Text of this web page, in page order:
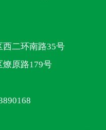
西二环南路35号
原路179号